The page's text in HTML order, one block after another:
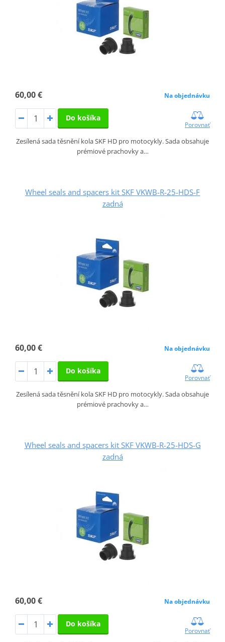
60,00 € Na objednávku
Do košíka
Porovnať
Zesílená sada těsnění kola SKF HD pro motocykly. Sada obsahuje
prémiové prachovky a…
Wheel seals and spacers kit SKF VKWB-R-25-HDS-F
zadná
60,00 € Na objednávku
Do košíka
Porovnať
Zesílená sada těsnění kola SKF HD pro motocykly. Sada obsahuje
prémiové prachovky a…
Wheel seals and spacers kit SKF VKWB-R-25-HDS-G
zadná
60,00 € Na objednávku
Do košíka
Porovnať